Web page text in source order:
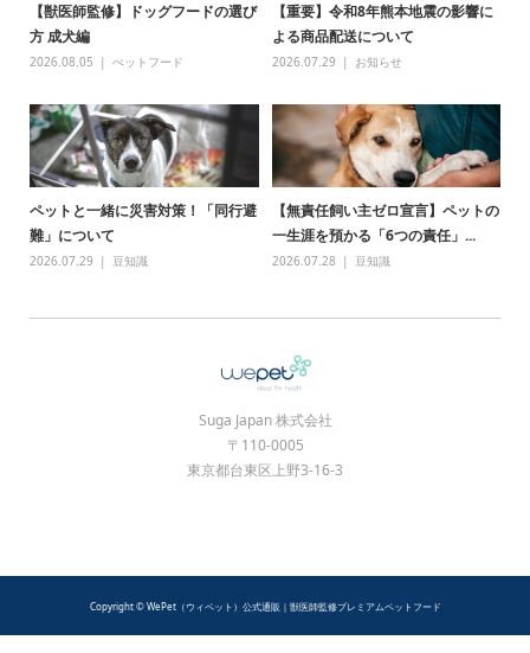
【獣医師監修】ドッグフードの選び
方 成犬編
2026.08.05 ぺットフード
【重要】令和8年熊本地震の影響に
よる商品配送について
2026.07.29 お知らせ
ペットと一緒に災害対策！「同行避
難」について
2026.07.29 豆知識
【無責任飼い主ゼロ宣言】ペットの
一生涯を預かる「6つの責任」...
2026.07.28 豆知識
Suga Japan 株式会社
〒110-0005
東京都台東区上野3-16-3
Copyright © WePet（ウィペット）公式通販｜獣医師監修プレミアムペットフード